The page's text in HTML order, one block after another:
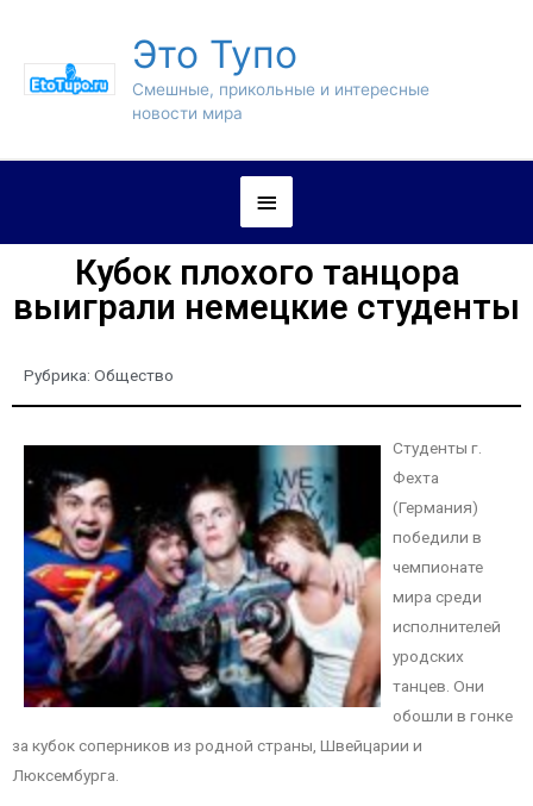
Это Тупо
Смешные, прикольные и интересные
новости мира
Кубок плохого танцора
выиграли немецкие студенты
Рубрика: Общество
Студенты г.
Фехта
(Германия)
победили в
чемпионате
мира среди
исполнителей
уродских
танцев. Они
обошли в гонке
за кубок соперников из родной страны, Швейцарии и
Люксембурга.